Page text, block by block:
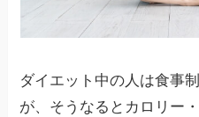
ダイエット中の人は食事
が、そうなるとカロリー